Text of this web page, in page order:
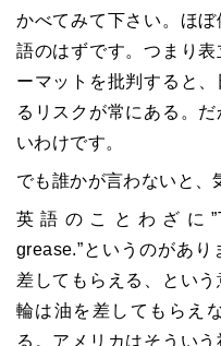
かべてみて下さい。ほ
語のはずです。つまり
ーマットを批判すると
るリスクが常にある。
いわけです。
でも誰かが言わないと、
英語のことわざに
grease.”というのがあ
差してもらえる、とい
輪は油を差してもらえ
る。アメリカはそうい